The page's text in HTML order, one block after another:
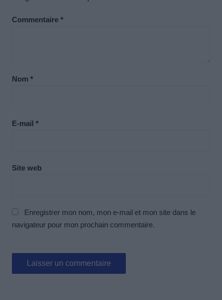
Commentaire *
Nom *
E-mail *
Site web
Enregistrer mon nom, mon e-mail et mon site dans le
navigateur pour mon prochain commentaire.